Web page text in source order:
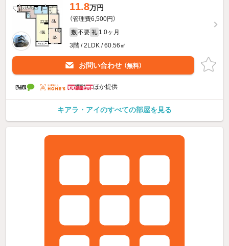
11.8万円
（管理費6,500円）
敷 不要 礼 1.0ヶ月
3階 / 2LDK / 60.56㎡
お問い合わせ （無料）
ほか提供
キアラ・アイのすべての部屋を見る